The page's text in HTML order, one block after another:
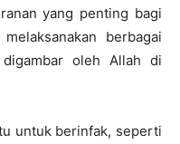
yang penting bagi
berbagai
oleh Allah di
untuk berinfak, seperti